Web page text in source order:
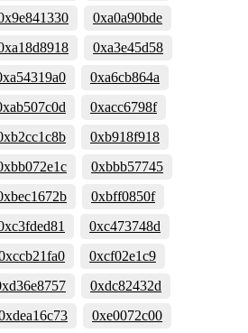
0xa0a90bde
0xa3e45d58
0xa6cb864a
0xacc6798f
0xb918f918
0xbbb57745
0xbff0850f
0xc473748d
0xcf02e1c9
0xdc82432d
0xe0072c00